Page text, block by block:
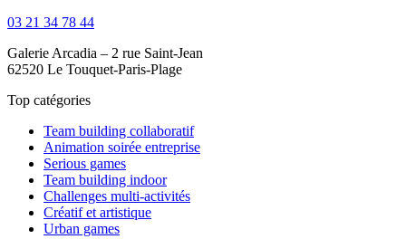
03 21 34 78 44
Galerie Arcadia – 2 rue Saint-Jean
62520 Le Touquet-Paris-Plage
Top catégories
Team building collaboratif
Animation soirée entreprise
Serious games
Team building indoor
Challenges multi-activités
Créatif et artistique
Urban games